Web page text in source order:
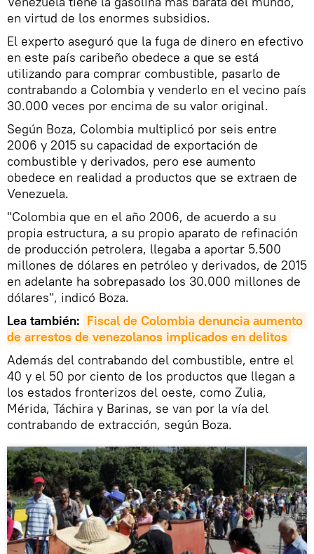
en virtud de los enormes subsidios.
El experto aseguró que la fuga de dinero en efectivo
en este país caribeño obedece a que se está
utilizando para comprar combustible, pasarlo de
contrabando a Colombia y venderlo en el vecino país
30.000 veces por encima de su valor original.
Según Boza, Colombia multiplicó por seis entre
2006 y 2015 su capacidad de exportación de
combustible y derivados, pero ese aumento
obedece en realidad a productos que se extraen de
Venezuela.
"Colombia que en el año 2006, de acuerdo a su
propia estructura, a su propio aparato de refinación
de producción petrolera, llegaba a aportar 5.500
millones de dólares en petróleo y derivados, de 2015
en adelante ha sobrepasado los 30.000 millones de
dólares", indicó Boza.
Lea también: Fiscal de Colombia denuncia aumento
de arrestos de venezolanos implicados en delitos
Además del contrabando del combustible, entre el
40 y el 50 por ciento de los productos que llegan a
los estados fronterizos del oeste, como Zulia,
Mérida, Táchira y Barinas, se van por la vía del
contrabando de extracción, según Boza.